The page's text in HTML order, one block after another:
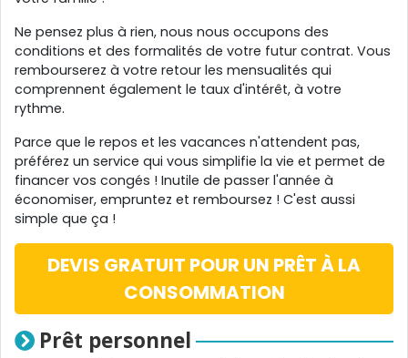
Ne pensez plus à rien, nous nous occupons des
conditions et des formalités de votre futur contrat. Vous
rembourserez à votre retour les mensualités qui
comprennent également le taux d'intérêt, à votre
rythme.
Parce que le repos et les vacances n'attendent pas,
préférez un service qui vous simplifie la vie et permet de
financer vos congés ! Inutile de passer l'année à
économiser, empruntez et remboursez ! C'est aussi
simple que ça !
DEVIS GRATUIT POUR UN PRÊT À LA
CONSOMMATION
Prêt personnel